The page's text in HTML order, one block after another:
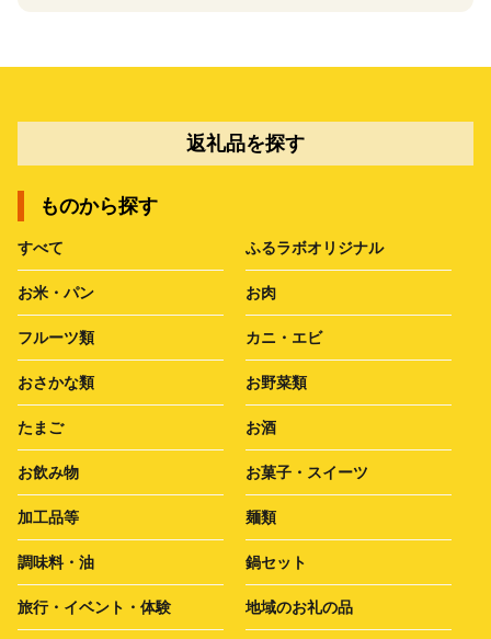
返礼品を探す
ものから探す
すべて ふるラボオリジナル
お米・パン お肉
フルーツ類 カニ・エビ
おさかな類 お野菜類
たまご お酒
お飲み物 お菓子・スイーツ
加工品等 麺類
調味料・油 鍋セット
旅行・イベント・体験 地域のお礼の品